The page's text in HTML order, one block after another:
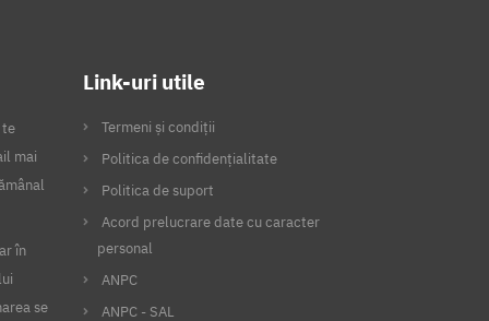
te
mai
în
se
Link-uri utile
Termeni și condiții
Politica de confidențialitate
Politica de suport
Acord prelucrare date cu caracter
personal
ANPC
ANPC - SAL